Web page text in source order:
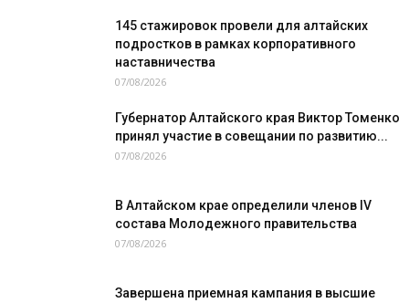
145 стажировок провели для алтайских
подростков в рамках корпоративного
наставничества
07/08/2026
Губернатор Алтайского края Виктор Томенко
принял участие в совещании по развитию...
07/08/2026
В Алтайском крае определили членов IV
состава Молодежного правительства
07/08/2026
Завершена приемная кампания в высшие